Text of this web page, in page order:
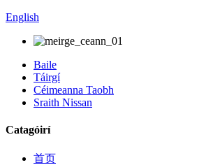
English
Baile
Táirgí
Céimeanna Taobh
Sraith Nissan
Catagóirí
首页